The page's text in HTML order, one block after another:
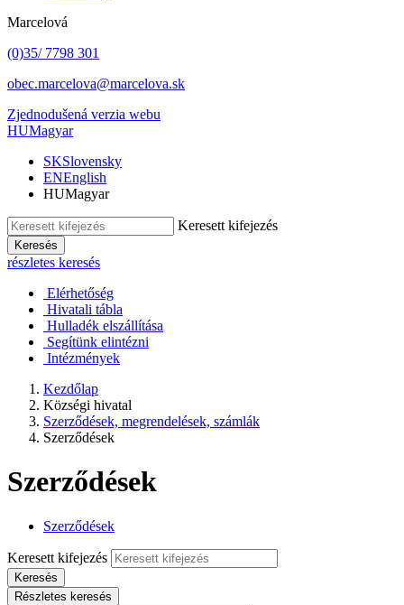
Marcelová
(0)35/ 7798 301
obec.marcelova@marcelova.sk
Zjednodušená verzia webu
HUMagyar
SKSlovensky
ENEnglish
HUMagyar
Keresett kifejezés
Keresés
részletes keresés
Elérhetőség
Hivatali tábla
Hulladék elszállítása
Segítünk elintézni
Intézmények
Kezdőlap
Községi hivatal
Szerződések, megrendelések, számlák
Szerződések
Szerződések
Szerződések
Keresett kifejezés
Keresés
Részletes keresés